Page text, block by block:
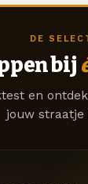
DE
bij
en
jouw straatje